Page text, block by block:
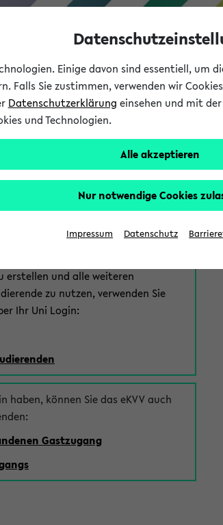
Studium
eKVV
Anmeldung am eKVV. Bitte wählen Sie
erstellen und alle weiteren
zu nutzen, verwenden Sie
Ihr Uni Login:
haben, können Sie das eKVV auch
Gastzugang
Einige davon sind essentiell,
Falls Sie zustimmen, verwenden wir
Datenschutzerklärung einsehen und mit
und Technologien.
Alle akzeptieren
Nur notwendige Cookies
Impressum Datenschutz